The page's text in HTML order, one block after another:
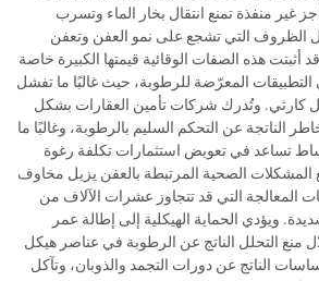
غير منفذة تمنع انتقال بخار الماء وتسرب
الظروف التي تشجع على نمو العفن وتعفن
هذه الصفات الوقائية قيمتها الكبيرة خاصة
المعرّضة للرطوبة، حيث غالبًا ما تفشل
كارثي. وتُدرك شركات تأمين العقارات بشكل
الناتجة عن التحكم السليم بالرطوبة، وغالبًا ما
تساعد في تعويض استثمارات تكلفة رغوة
المشكلات الصحية المرتبطة بالعفن يزيل مخاوف
المعالجة التي قد تتجاوز عشرات الآلاف من
ويؤدي الحماية الهيكلية إلى إطالة عمر
منع التحلل الناتج عن الرطوبة في عناصر هيكل
الناتج عن دورات التجمد والذوبان، وتآكل